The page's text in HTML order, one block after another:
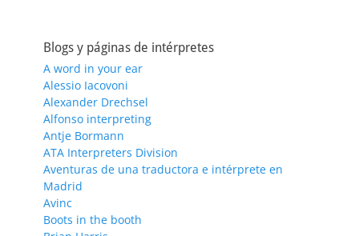
Blogs y páginas de intérpretes
A word in your ear
Alessio Iacovoni
Alexander Drechsel
Alfonso interpreting
Antje Bormann
ATA Interpreters Division
Aventuras de una traductora e intérprete en
Madrid
Avinc
Boots in the booth